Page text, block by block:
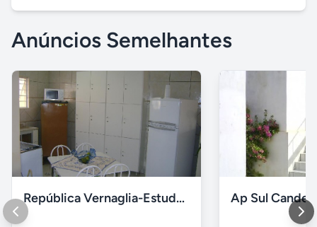
Anúncios Semelhantes
República Vernaglia-Estudantes e ou Trabalhadores Ap Sul